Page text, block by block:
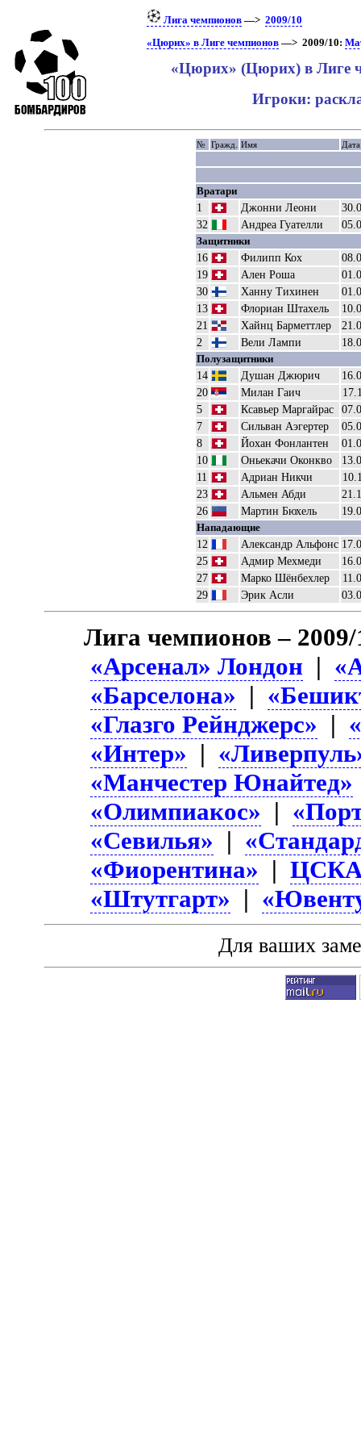
Лига чемпионов —> 2009/10
«Цюрих» в Лиге чемпионов —> 2009/10:
«Цюрих» (Цюрих) в Лиге
Игроки:
№ Гражд. Имя
Вратари
1 Джонни Леони
32
Андреа Гуателли
Защитники
16 Филипп Кох
19
Ален Роша
30
Ханну Тихинен
13
Флориан Штахель
21
Хайнц Барметтлер
2
Вели Лампи
Полузащитники
14 Душан Джюрич
20
Милан Гаич
5
Ксавьер Маргайрас
7
Сильван Аэгертер
8
Йохан Фонлантен
10
Оньекачи Оконкво
11
Адриан Никчи
23
Альмен Абди
26
Мартин Бюхель
Нападающие
12 Александр Альфонс
25
Адмир Мехмеди
27
Марко Шёнбехлер
29
Эрик Асли
Лига чемпионов –
«Арсенал» Лондон |
«Барселона» |
«Глазго Рейнджерс» |
«Интер» |
«Манчестер Юнайтед»
«Олимпиакос» |
«Севилья» |
«Фиорентина» |
«Штутгарт» |
Для ваших